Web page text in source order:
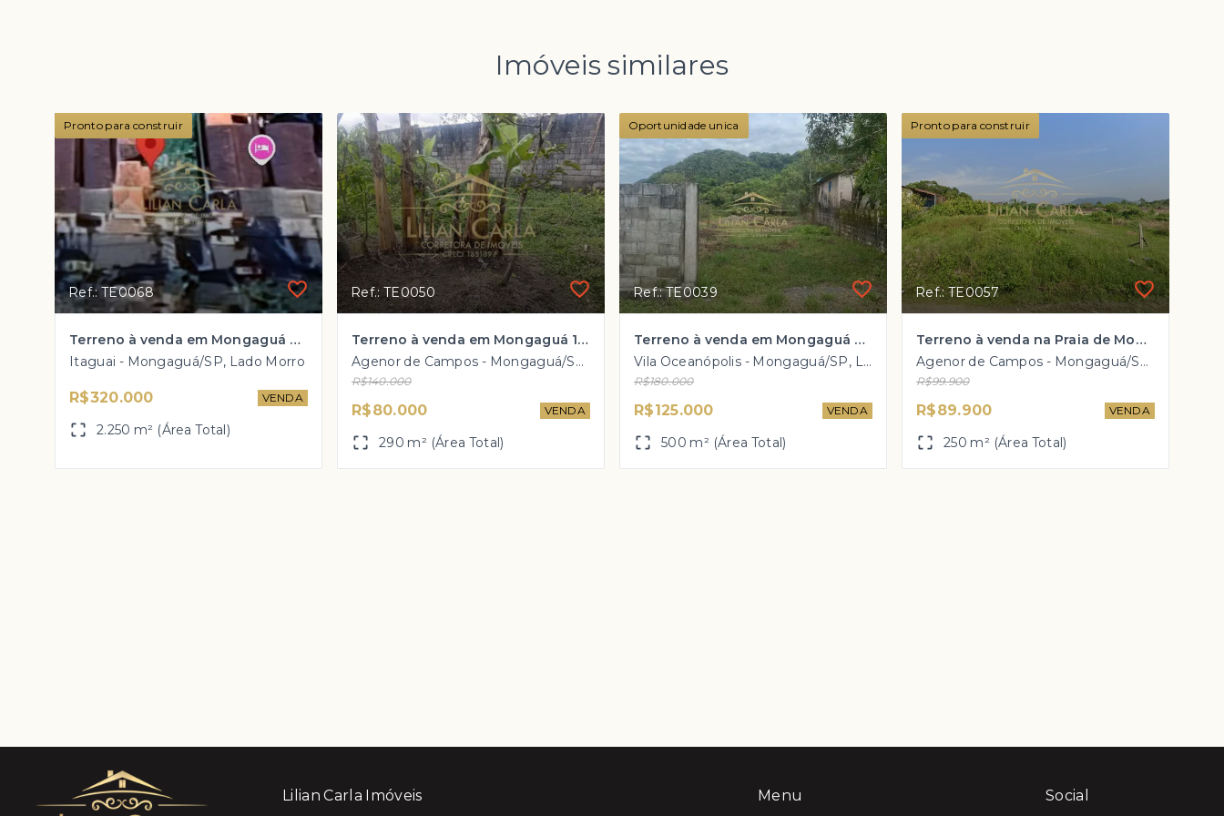
Imóveis similares
Pronto para construir
Ref.: TE0068
Terreno à venda em Mongaguá com 2.250m² por R$ 320 mil
Itaguai - Mongaguá/SP, Lado Morro
R$320.000 VENDA
2.250 m² (Área Total)
Ref.: TE0050
Terreno à venda em Mongaguá 10x29 (290m²) por APENAS R$ 80 mil!
Agenor de Campos - Mongaguá/SP, Lado Morro
R$140.000
R$80.000 VENDA
290 m² (Área Total)
Oportunidade unica
Ref.: TE0039
Terreno à venda em Mongaguá com 500m² por APENAS R$ 125 mil a vista
Vila Oceanópolis - Mongaguá/SP, Lado Morro
R$180.000
R$125.000 VENDA
500 m² (Área Total)
Pronto para construir
Ref.: TE0057
Terreno à venda na Praia de Mongaguá com 250m² por R$ 89.900 mil!
Agenor de Campos - Mongaguá/SP, Lado Morro
R$99.900
R$89.900 VENDA
250 m² (Área Total)
Lilian Carla Imóveis Menu Social